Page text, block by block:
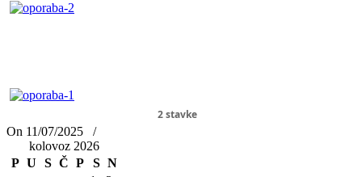
2 stavke
On 11/07/2025
/
kolovoz 2026
P U S Č P S N